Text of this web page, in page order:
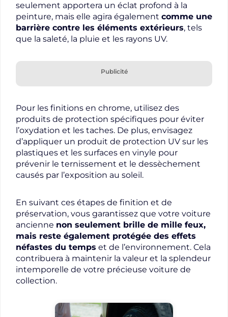
seulement apportera un éclat profond à la
peinture, mais elle agira également comme une
barrière contre les éléments extérieurs, tels
que la saleté, la pluie et les rayons UV.
Publicité
Pour les finitions en chrome, utilisez des
produits de protection spécifiques pour éviter
l’oxydation et les taches. De plus, envisagez
d’appliquer un produit de protection UV sur les
plastiques et les surfaces en vinyle pour
prévenir le ternissement et le dessèchement
causés par l’exposition au soleil.
En suivant ces étapes de finition et de
préservation, vous garantissez que votre voiture
ancienne non seulement brille de mille feux,
mais reste également protégée des effets
néfastes du temps et de l’environnement. Cela
contribuera à maintenir la valeur et la splendeur
intemporelle de votre précieuse voiture de
collection.